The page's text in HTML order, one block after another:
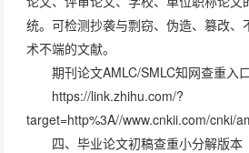
统。可检测抄袭与剽窃、伪造、篡改
术不端的文献。
期刊论文AMLC/SMLC知网查重入口
https://link.zhihu.com/?
target=http%3A//www.cnkii.com/cnki/
四、毕业论文初稿查重小分解版本